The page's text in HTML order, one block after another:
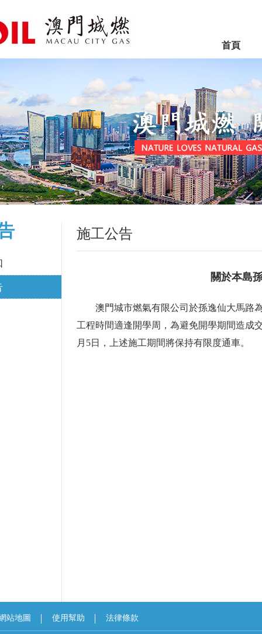
首頁
施工公告
關於本島
澳門城市燃氣有限公司於孫逸仙大馬路
工程時間適逢開學周，為避免開學期間造成
月5日，上述施工期間將保持有限度通車。
站地圖 使用幫助 法律條款